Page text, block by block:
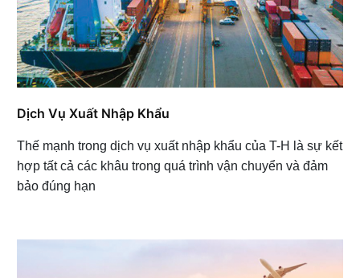
Dịch Vụ Xuất Nhập Khẩu
Thế mạnh trong dịch vụ xuất nhập khẩu của T-H là sự kết
hợp tất cả các khâu trong quá trình vận chuyển và đảm
bảo đúng hạn